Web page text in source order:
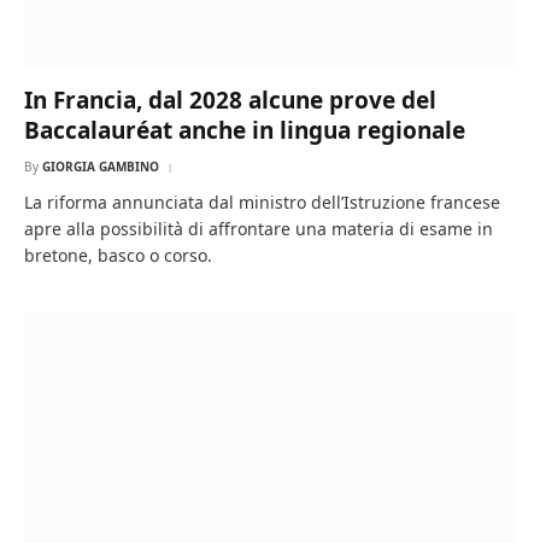
In Francia, dal 2028 alcune prove del
Baccalauréat anche in lingua regionale
By GIORGIA GAMBINO
La riforma annunciata dal ministro dell’Istruzione francese
apre alla possibilità di affrontare una materia di esame in
bretone, basco o corso.